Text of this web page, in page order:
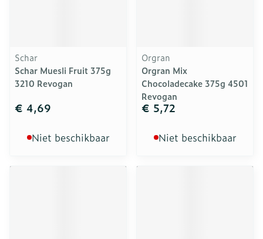
Schar
Schar Muesli Fruit 375g
3210 Revogan
€ 4,69
Niet beschikbaar
Orgran
Orgran Mix
Chocoladecake 375g 4501
Revogan
€ 5,72
Niet beschikbaar